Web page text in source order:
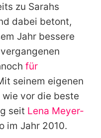
zu Sarahs
dabei betont,
Jahr bessere
für
seinem eigenen
vor die beste
seit Lena Meyer-
im Jahr 2010.